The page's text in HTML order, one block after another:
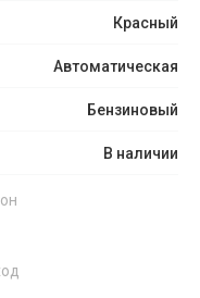
Красный
Автоматическая
Бензиновый
В наличии